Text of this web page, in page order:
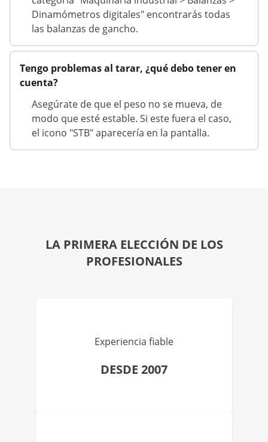
Dinamómetros digitales" encontrarás todas
las balanzas de gancho.
Tengo problemas al tarar, ¿qué debo tener en
cuenta?
Asegúrate de que el peso no se mueva, de
modo que esté estable. Si este fuera el caso,
el icono "STB" aparecería en la pantalla.
LA PRIMERA ELECCIÓN DE LOS
PROFESIONALES
Experiencia fiable
DESDE 2007